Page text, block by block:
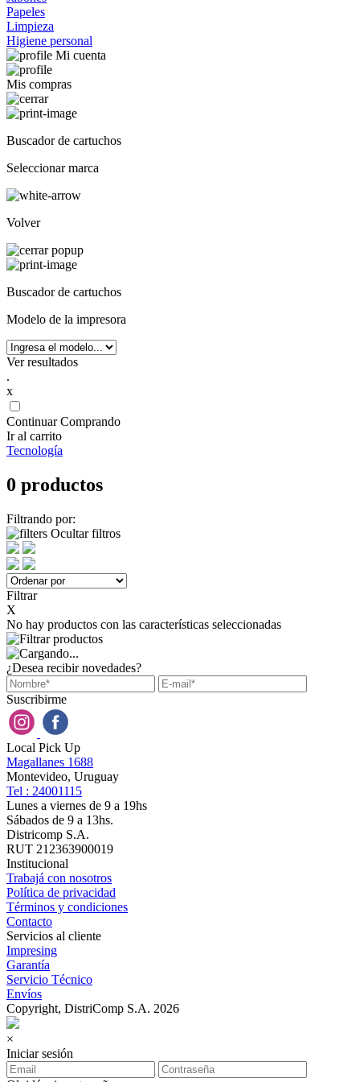
Papeles
Limpieza
Higiene personal
Mi cuenta
Mis compras
Buscador de cartuchos
Seleccionar marca
Volver
Buscador de cartuchos
Modelo de la impresora
Ver resultados
.
x
Continuar Comprando
Ir al carrito
Tecnología
0 productos
Filtrando por:
Ocultar filtros
Filtrar
X
No hay productos con las características seleccionadas
¿Desea recibir novedades?
Suscribirme
Local Pick Up
Magallanes 1688
Montevideo, Uruguay
Tel : 24001115
Lunes a viernes de 9 a 19hs
Sábados de 9 a 13hs.
Districomp S.A.
RUT 212363900019
Institucional
Trabajá con nosotros
Política de privacidad
Términos y condiciones
Contacto
Servicios al cliente
Impresing
Garantía
Servicio Técnico
Envíos
Copyright, DistriComp S.A. 2026
×
Iniciar sesión